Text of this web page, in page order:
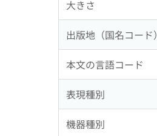
大きさ
出版地（国名コード）
本文の言語コード
表現種別
機器種別